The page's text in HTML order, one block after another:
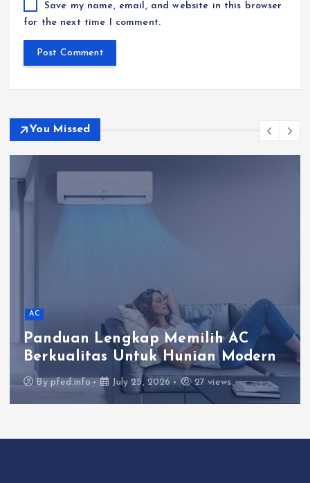
Save my name, email, and website in this browser
for the next time I comment.
You Missed
AC
Panduan Lengkap Memilih AC
Berkualitas Untuk Hunian Modern
By pfed.info July 25, 2026 27 views